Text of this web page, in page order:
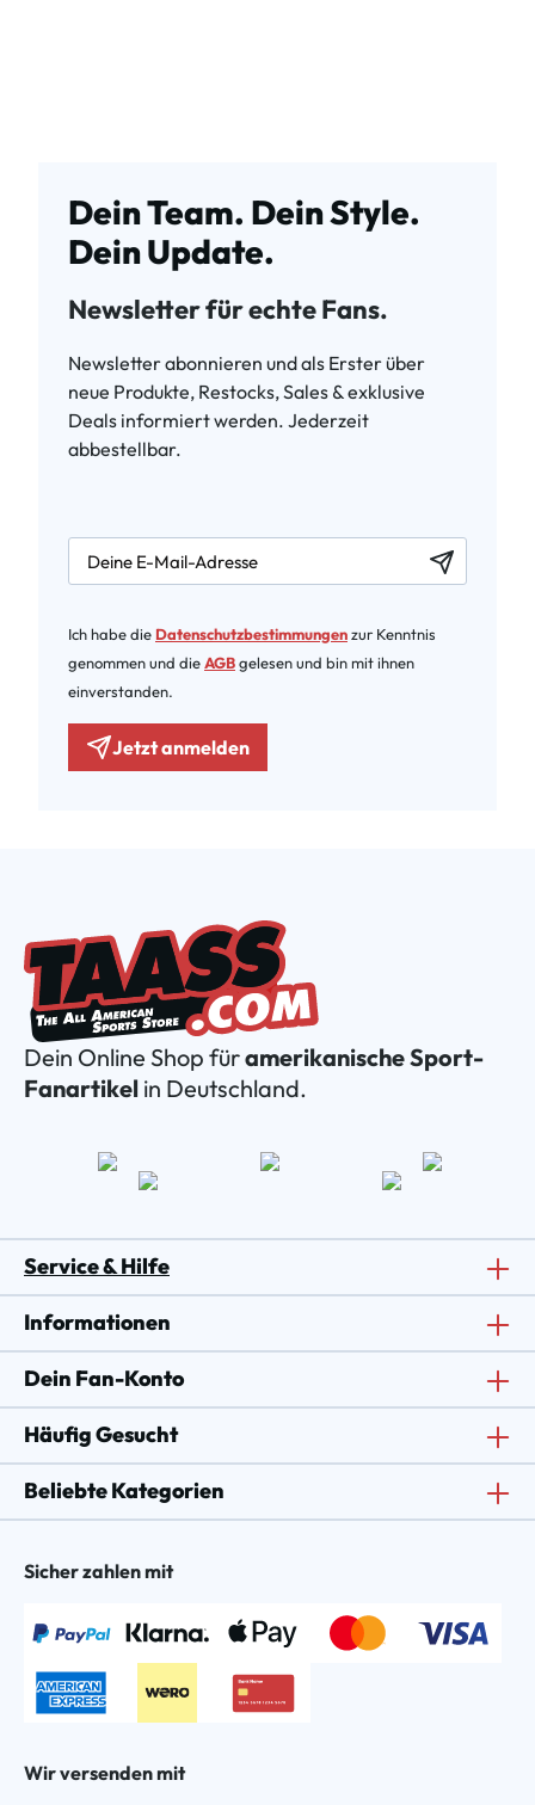
Dein Team. Dein Style.
Dein Update.
Newsletter für echte Fans.
Newsletter abonnieren und als Erster über
neue Produkte, Restocks, Sales & exklusive
Deals informiert werden. Jederzeit
abbestellbar.
newsletter.labelEmail
Ich habe die Datenschutzbestimmungenzur Kenntnis
genommen und dieAGBgelesen und bin mit ihnen
einverstanden.
Jetzt anmelden
Dein Online Shop füramerikanische Sport-
Fanartikel in Deutschland.
Service & Hilfe
Informationen
Dein Fan-Konto
Häufig Gesucht
Beliebte Kategorien
Sicher zahlen mit
Wir versenden mit